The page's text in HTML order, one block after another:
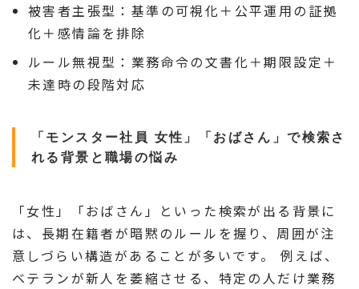
被害者主張型：基準の可視化＋公平運用の証拠
化＋感情論を排除
ルール無視型：業務命令の文書化＋期限設定＋
未達時の段階対応
「モンスター社員 女性」「おばさん」で検索さ
れる背景と職場の悩み
「女性」「おばさん」といった検索が出る背景に
は、長期在籍者が暗黙のルールを握り、周囲が注
意しづらい構造があることが多いです。 例えば、
ベテランが新人を萎縮させる、特定の人だけ業務